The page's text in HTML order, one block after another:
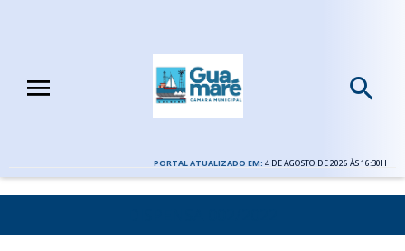
PORTAL ATUALIZADO EM: 4 DE AGOSTO DE 2026 ÀS 16:30H